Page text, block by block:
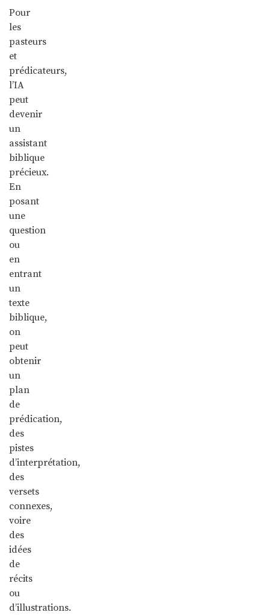
Pour
les
pasteurs
et
prédicateurs,
l’IA
peut
devenir
un
assistant
biblique
précieux.
En
posant
une
question
ou
en
entrant
un
texte
biblique,
on
peut
obtenir
un
plan
de
prédication,
des
pistes
d’interprétation,
des
versets
connexes,
voire
des
idées
de
récits
ou
d’illustrations.